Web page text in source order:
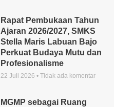
Rapat Pembukaan Tahun
Ajaran 2026/2027, SMKS
Stella Maris Labuan Bajo
Perkuat Budaya Mutu dan
Profesionalisme
22 Juli 2026 Tidak ada komentar
MGMP sebagai Ruang